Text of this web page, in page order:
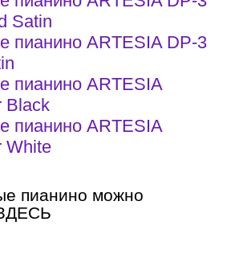
Satin
пианино ARTESIA DP-3
пианино ARTESIA
Black
пианино ARTESIA
White
пианино можно